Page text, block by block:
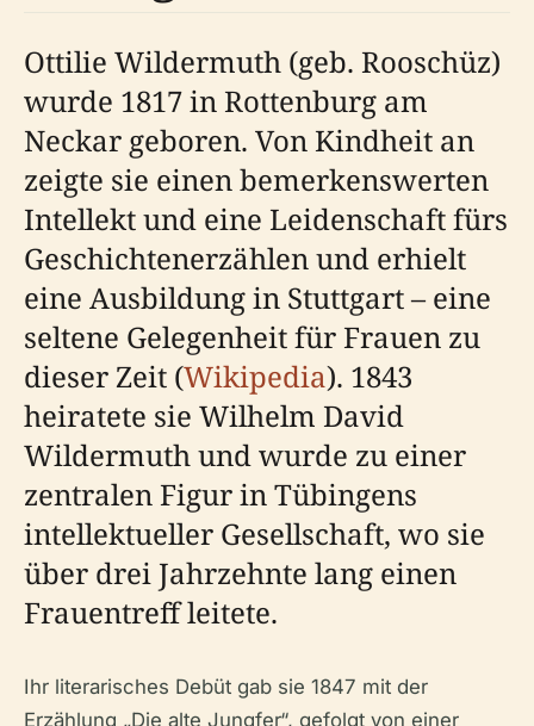
Ottilie Wildermuth (geb. Rooschüz)
wurde 1817 in Rottenburg am
Neckar geboren. Von Kindheit an
zeigte sie einen bemerkenswerten
Intellekt und eine Leidenschaft fürs
Geschichtenerzählen und erhielt
eine Ausbildung in Stuttgart – eine
seltene Gelegenheit für Frauen zu
dieser Zeit (Wikipedia). 1843
heiratete sie Wilhelm David
Wildermuth und wurde zu einer
zentralen Figur in Tübingens
intellektueller Gesellschaft, wo sie
über drei Jahrzehnte lang einen
Frauentreff leitete.
Ihr literarisches Debüt gab sie 1847 mit der
Erzählung „Die alte Jungfer“, gefolgt von einer